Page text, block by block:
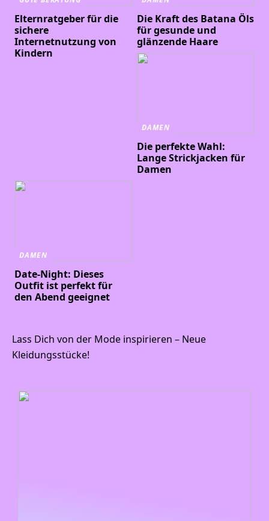
Elternratgeber für die
sichere
Internetnutzung von
Kindern
Die Kraft des Batana Öls
für gesunde und
glänzende Haare
DAMEN
Die perfekte Wahl:
Lange Strickjacken für
Damen
DAMEN
Date-Night: Dieses
Outfit ist perfekt für
den Abend geeignet
Lass Dich von der Mode inspirieren – Neue
Kleidungsstücke!